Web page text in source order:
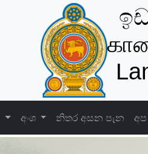
අංශ නිතර අසන පැන